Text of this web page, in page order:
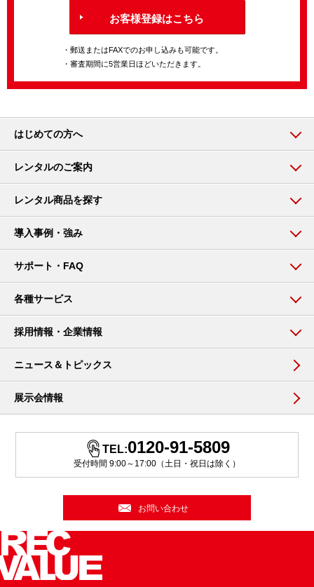
お客様登録はこちら
・郵送またはFAXでのお申し込みも可能です。
・審査期間に5営業日ほどいただきます。
はじめての方へ
レンタルのご案内
レンタル商品を探す
導入事例・強み
サポート・FAQ
各種サービス
採用情報・企業情報
ニュース＆トピックス
展示会情報
TEL:0120-91-5809
受付時間 9:00～17:00（土日・祝日は除く）
お問い合わせ